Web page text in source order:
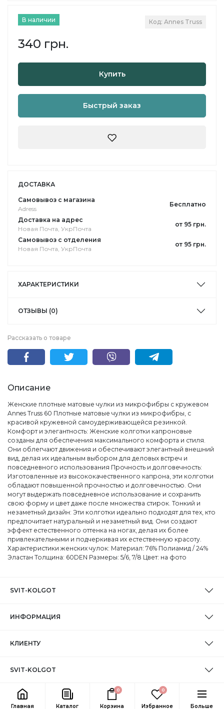
Главная Каталог
0
Корзина
0
Избранное Больше
В наличии Код: Annes Truss
340 грн.
Купить
Быстрый заказ
ДОСТАВКА
Самовывоз с магазина
Adress
Бесплатно
Доставка на адрес
Новая Почта, УкрПочта
от 95 грн.
Самовывоз с отделения
Новая Почта, УкрПочта
от 95 грн.
ХАРАКТЕРИСТИКИ
ОТЗЫВЫ (0)
Рассказать о товаре
Описание
Женские плотные матовые чулки из микрофибры с кружевом
Annes Truss 60 Плотные матовые чулки из микрофибры, с
красивой кружевной самоудерживающейся резинкой.
Комфорт и элегантность: Женские колготки капроновые
созданы для обеспечения максимального комфорта и стиля.
Они облегчают движения и обеспечивают элегантный внешний
вид, делая их идеальным выбором для деловых встреч и
повседневного использования Прочность и долговечность:
Изготовленные из высококачественного капрона, эти колготки
обладают повышенной прочностью и долговечностью. Они
могут выдержать повседневное использование и сохранить
свою форму и цвет даже после множества стирок. Тонкий и
незаметный дизайн: Эти колготки идеально подходят для тех, кто
предпочитает натуральный и незаметный вид. Они создают
эффект естественного оттенка на ногах, делая их более
привлекательными и подчеркивая их естественную красоту.
Характеристики женских чулок: Материал: 76% Полиамид / 24%
Эластан Толщина: 60DEN Размеры: 5/6, 7/8 Цвет: на фото
SVIT-KOLGOT
ИНФОРМАЦИЯ
КЛИЕНТУ
SVIT-KOLGOT